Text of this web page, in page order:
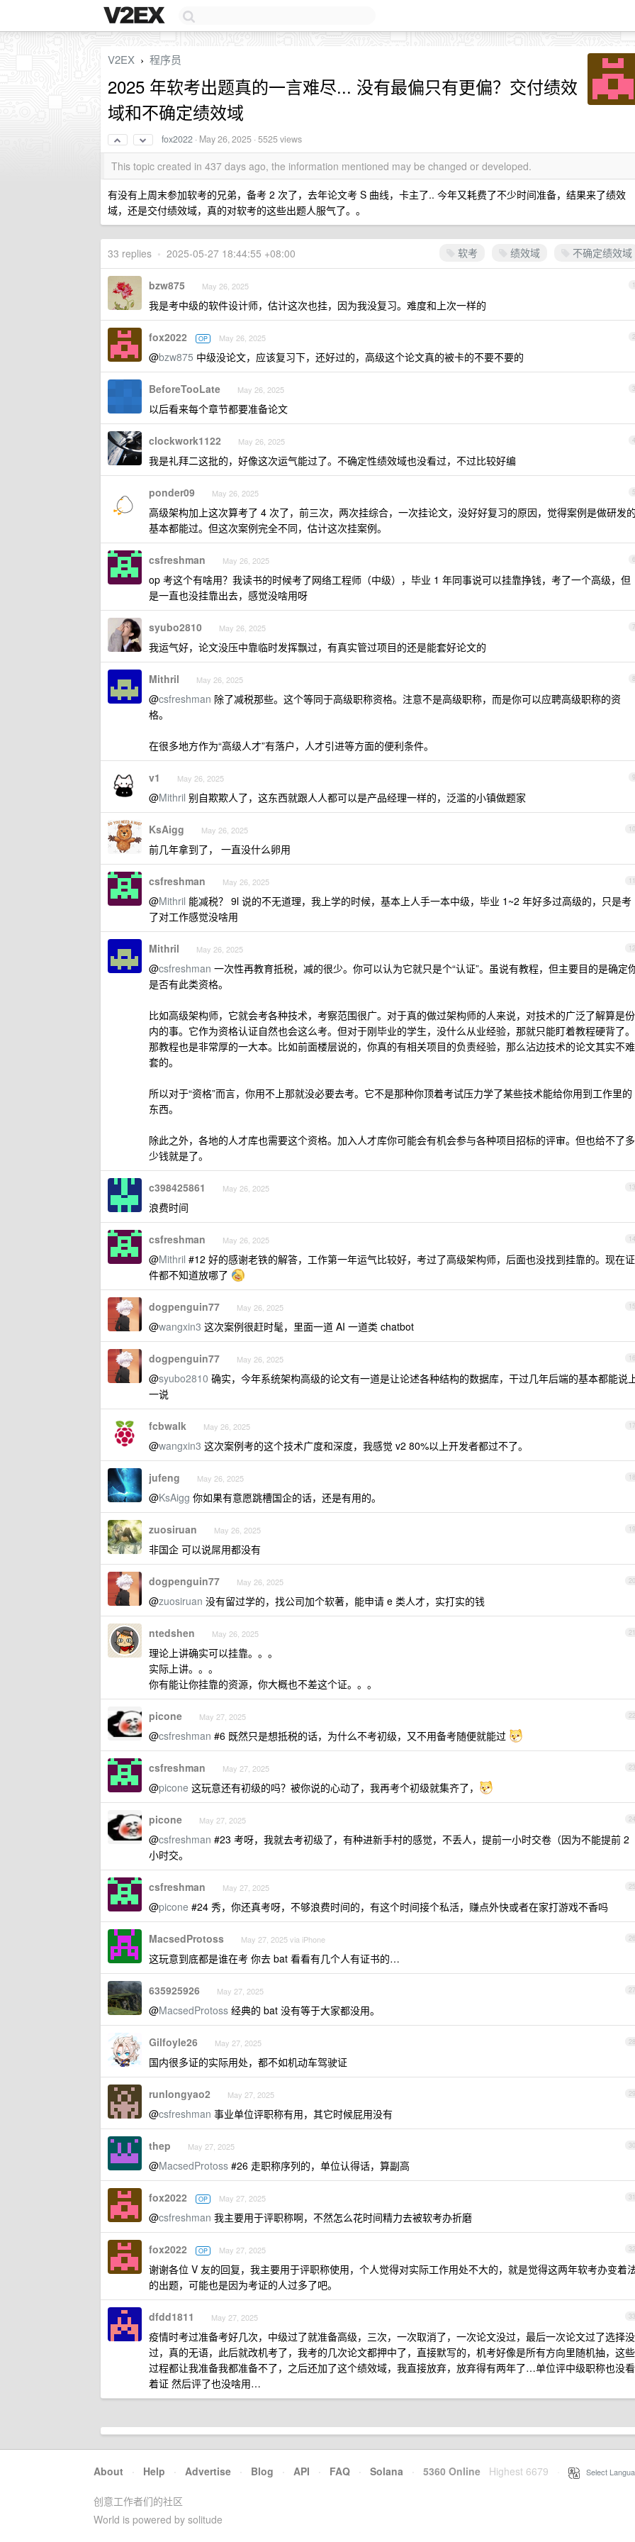
V2EX › 程序员
2025 年软考出题真的一言难尽... 没有最偏只有更偏？交付绩效
域和不确定绩效域
fox2022 · May 26, 2025 · 5525 views
This topic created in 437 days ago, the information mentioned may be changed or developed.
有没有上周末参加软考的兄弟，备考 2 次了，去年论文考 S 曲线，卡主了.. 今年又耗费了不少时间准备，结果来了绩效
域，还是交付绩效域，真的对软考的这些出题人服气了。。
软考 绩效域 不确定绩效域
33 replies • 2025-05-27 18:44:55 +08:00
1
bzw875 May 26, 2025
我是考中级的软件设计师，估计这次也挂，因为我没复习。难度和上次一样的
2
fox2022 OP May 26, 2025
@bzw875 中级没论文，应该复习下，还好过的，高级这个论文真的被卡的不要不要的
3
BeforeTooLate May 26, 2025
以后看来每个章节都要准备论文
4
clockwork1122 May 26, 2025
我是礼拜二这批的，好像这次运气能过了。不确定性绩效域也没看过，不过比较好编
5
ponder09 May 26, 2025
高级架构加上这次算考了 4 次了，前三次，两次挂综合，一次挂论文，没好好复习的原因，觉得案例是做研发的
基本都能过。但这次案例完全不同，估计这次挂案例。
6
csfreshman May 26, 2025
op 考这个有啥用？我读书的时候考了网络工程师（中级），毕业 1 年同事说可以挂靠挣钱，考了一个高级，但
是一直也没挂靠出去，感觉没啥用呀
7
syubo2810 May 26, 2025
我运气好，论文没压中靠临时发挥飘过，有真实管过项目的还是能套好论文的
8
Mithril May 26, 2025
@csfreshman 除了减税那些。这个等同于高级职称资格。注意不是高级职称，而是你可以应聘高级职称的资
格。
在很多地方作为“高级人才”有落户，人才引进等方面的便利条件。
9
v1 May 26, 2025
@Mithril 别自欺欺人了，这东西就跟人人都可以是产品经理一样的，泛滥的小镇做题家
10
KsAigg May 26, 2025
前几年拿到了， 一直没什么卵用
11
csfreshman May 26, 2025
@Mithril 能减税？ 9l 说的不无道理，我上学的时候，基本上人手一本中级，毕业 1~2 年好多过高级的，只是考
了对工作感觉没啥用
12
Mithril May 26, 2025
@csfreshman 一次性再教育抵税，减的很少。你可以认为它就只是个“认证”。虽说有教程，但主要目的是确定
是否有此类资格。
比如高级架构师，它就会考各种技术，考察范围很广。对于真的做过架构师的人来说，对技术的广泛了解算是份
内的事。它作为资格认证自然也会这么考。但对于刚毕业的学生，没什么从业经验，那就只能盯着教程硬背了。
那教程也是非常厚的一大本。比如前面楼层说的，你真的有相关项目的负责经验，那么沾边技术的论文其实不难
套的。
所以对于“资格”而言，你用不上那就没必要去考。它不是那种你顶着考试压力学了某些技术能给你用到工作里的
东西。
除此之外，各地的人才库也需要这个资格。加入人才库你可能会有机会参与各种项目招标的评审。但也给不了多
少钱就是了。
13
c398425861 May 26, 2025
浪费时间
14
csfreshman May 26, 2025
@Mithril #12 好的感谢老铁的解答，工作第一年运气比较好，考过了高级架构师，后面也没找到挂靠的。现在证
件都不知道放哪了
15
dogpenguin77 May 26, 2025
@wangxin3 这次案例很赶时髦，里面一道 AI 一道类 chatbot
16
dogpenguin77 May 26, 2025
@syubo2810 确实，今年系统架构高级的论文有一道是让论述各种结构的数据库，干过几年后端的基本都能说
一说
17
fcbwalk May 26, 2025
@wangxin3 这次案例考的这个技术广度和深度，我感觉 v2 80%以上开发者都过不了。
18
jufeng May 26, 2025
@KsAigg 你如果有意愿跳槽国企的话，还是有用的。
19
zuosiruan May 26, 2025
非国企 可以说屌用都没有
20
dogpenguin77 May 26, 2025
@zuosiruan 没有留过学的，找公司加个软著，能申请 e 类人才，实打实的钱
21
ntedshen May 26, 2025
理论上讲确实可以挂靠。。。
实际上讲。。。
你有能让你挂靠的资源，你大概也不差这个证。。。
22
picone May 27, 2025
@csfreshman #6 既然只是想抵税的话，为什么不考初级，又不用备考随便就能过
23
csfreshman May 27, 2025
@picone 这玩意还有初级的吗？被你说的心动了，我再考个初级就集齐了，
24
picone May 27, 2025
@csfreshman #23 考呀，我就去考初级了，有种进新手村的感觉，不丢人，提前一小时交卷（因为不能提前 2
小时交。
25
csfreshman May 27, 2025
@picone #24 秀，你还真考呀，不够浪费时间的，有这个时间接个私活，赚点外快或者在家打游戏不香吗
26
MacsedProtoss May 27, 2025 via iPhone
这玩意到底都是谁在考 你去 bat 看看有几个人有证书的…
27
635925926 May 27, 2025
@MacsedProtoss 经典的 bat 没有等于大家都没用。
28
Gilfoyle26 May 27, 2025
国内很多证的实际用处，都不如机动车驾驶证
29
runlongyao2 May 27, 2025
@csfreshman 事业单位评职称有用，其它时候屁用没有
30
thep May 27, 2025
@MacsedProtoss #26 走职称序列的，单位认得话，算副高
31
fox2022 OP May 27, 2025
@csfreshman 我主要用于评职称啊，不然怎么花时间精力去被软考办折磨
32
fox2022 OP May 27, 2025
谢谢各位 V 友的回复，我主要用于评职称使用，个人觉得对实际工作用处不大的，就是觉得这两年软考办变着
的出题，可能也是因为考证的人过多了吧。
33
dfdd1811 May 27, 2025
疫情时考过准备考好几次，中级过了就准备高级，三次，一次取消了，一次论文没过，最后一次论文过了选择没
过，真的无语，此后就改机考了，我考的几次论文都押中了，直接默写的，机考好像是所有方向里随机抽，这些
过程都让我准备我都准备不了，之后还加了这个绩效域，我直接放弃，放弃得有两年了…单位评中级职称也没看
着证 然后评了也没啥用…
About · Help · Advertise · Blog · API · FAQ · Solana · 5360 Online Highest 6679 Select
创意工作者们的社区
World is powered by solitude